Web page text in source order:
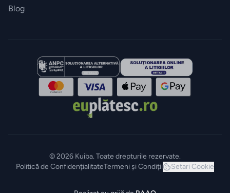
Blog
© 2026 Kuiba. Toate drepturile rezervate.
Politică de ConfidențialitateTermeni și Condiții Setari Cookie